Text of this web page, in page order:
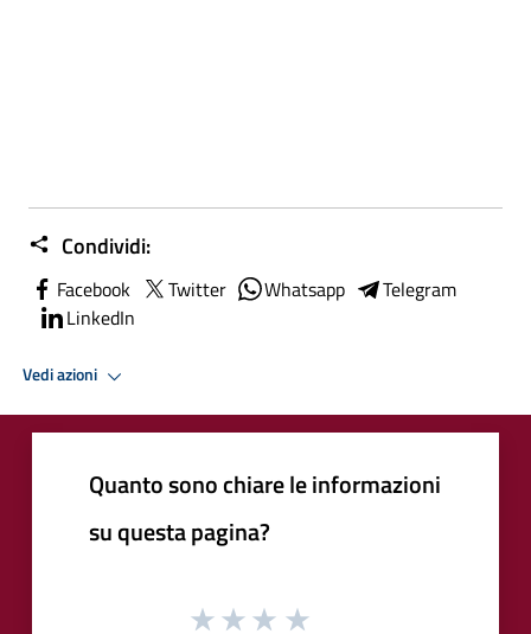
Condividi:
Facebook Twitter Whatsapp
Telegram
LinkedIn
Vedi azioni
Quanto sono chiare le informazioni
su questa pagina?